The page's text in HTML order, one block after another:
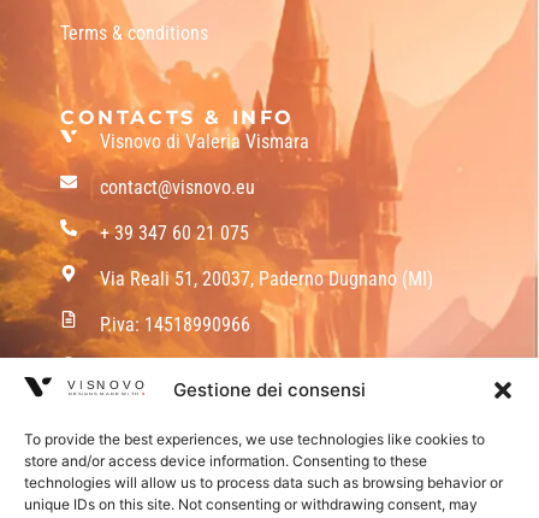
Gestione dei consensi
To provide the best experiences, we use technologies like cookies to
store and/or access device information. Consenting to these
technologies will allow us to process data such as browsing behavior or
unique IDs on this site. Not consenting or withdrawing consent, may
Terms & conditions
CONTACTS & INFO
Visnovo di Valeria Vismara
contact@visnovo.eu
+ 39 347 60 21 075
Via Reali 51, 20037, Paderno Dugnano (MI)
P.iva: 14518990966
© 2026 Visnovo. All rights reserved